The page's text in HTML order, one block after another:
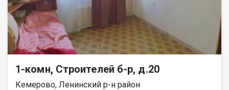
бойлер, телевизор, вся мебель остаются. Отопление печное.
Лена Васильева
1-комн, Строителей б-р, д.20
Кемерово, Ленинский р-н район